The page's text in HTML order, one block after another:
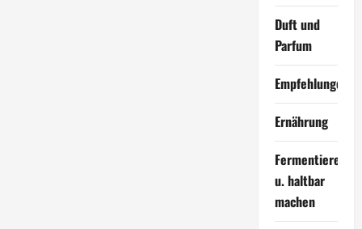
Duft und
Parfum
Empfehlungen
Ernährung
Fermentieren
u. haltbar
machen